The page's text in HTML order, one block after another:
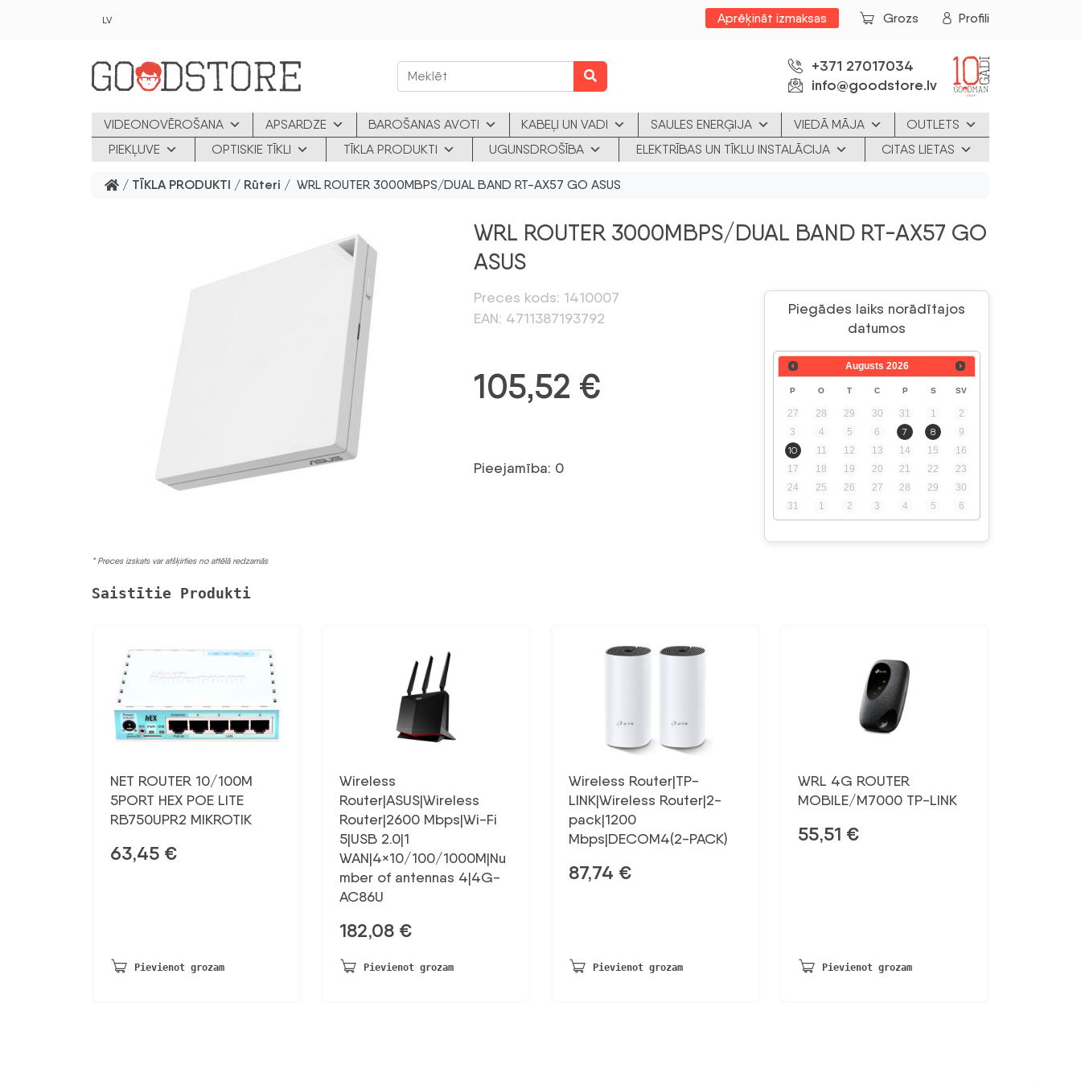
LV Aprēķināt izmaksas Grozs Profili
+371 27017034
info@goodstore.lv
VIDEONOVĒROŠANA APSARDZE BAROŠANAS AVOTI KABEĻI UN VADI SAULES ENERĢIJA VIEDĀ MĀJA
OUTLETS
PIEKĻUVE
OPTISKIE TĪKLI TĪKLA PRODUKTI UGUNSDROŠĪBA ELEKTRĪBAS UN TĪKLU INSTALĀCIJA CITAS LIETAS
/ TĪKLA PRODUKTI / Rūteri / WRL ROUTER 3000MBPS/DUAL BAND RT-AX57 GO ASUS
* Preces izskats var atšķirties no attēlā redzamās
WRL ROUTER 3000MBPS/DUAL BAND RT-AX57 GO
ASUS
Preces kods: 1410007
EAN: 4711387193792
Piegādes laiks norādītajos
datumos
Augusts 2026
P O T C P S SV
27 28 29 30 31 1
2
3
4 5 6 7 8
9
10
11 12 13 14 15
16
17
18 19 20 21 22
23
24
25 26 27 28 29
30
31
1 2 3 4 5 6
105,52 €
Pieejamība: 0
Saistītie Produkti
NET ROUTER 10/100M
5PORT HEX POE LITE
RB750UPR2 MIKROTIK
63,45 €
Pievienot grozam
Wireless
Router|ASUS|Wireless
Router|2600 Mbps|Wi-Fi
5|USB 2.0|1
WAN|4×10/100/1000M|Nu
mber of antennas 4|4G-
AC86U
182,08 €
Pievienot grozam
Wireless Router|TP-
LINK|Wireless Router|2-
pack|1200
Mbps|DECOM4(2-PACK)
87,74 €
Pievienot grozam
WRL 4G ROUTER
MOBILE/M7000 TP-LINK
55,51 €
Pievienot grozam